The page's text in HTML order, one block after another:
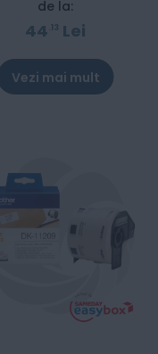
de la:
44 13 Lei
Vezi mai mult
Stoc epuizat